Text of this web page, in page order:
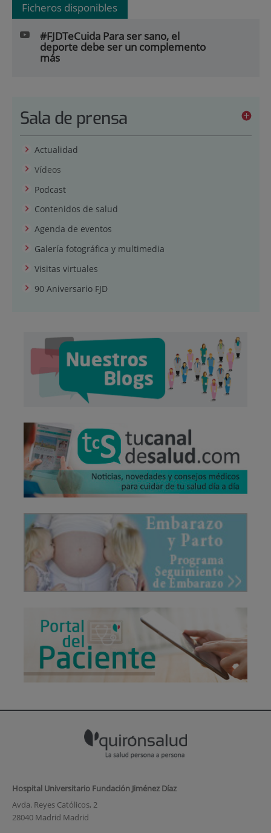
Ficheros disponibles
#FJDTeCuida Para ser sano, el
deporte debe ser un complemento
más
Sala de prensa
Actualidad
Vídeos
Podcast
Contenidos de salud
Agenda de eventos
Galería fotográfica y multimedia
Visitas virtuales
90 Aniversario FJD
Hospital Universitario Fundación Jiménez Díaz
Avda. Reyes Católicos, 2
28040 Madrid Madrid